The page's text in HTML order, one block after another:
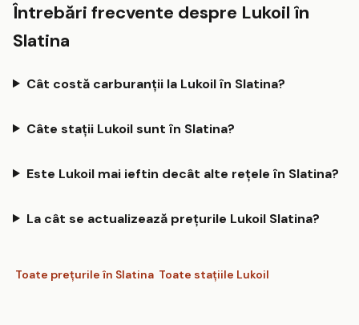
Întrebări frecvente despre Lukoil în
Slatina
Cât costă carburanții la Lukoil în Slatina?
Câte stații Lukoil sunt în Slatina?
Este Lukoil mai ieftin decât alte rețele în Slatina?
La cât se actualizează prețurile Lukoil Slatina?
Toate prețurile în Slatina Toate stațiile Lukoil